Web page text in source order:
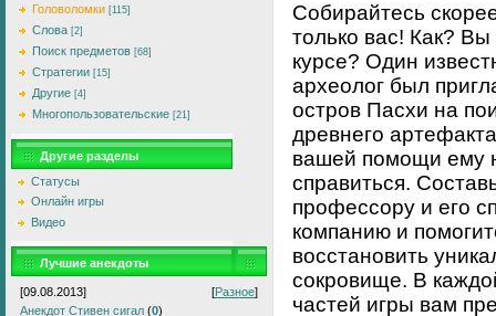
Головоломки [115]
Слова [2]
Поиск предметов [68]
Стратегии [15]
Другие [4]
Многопользовательские [21]
Другие разделы
Статусы
Онлайн игры
Видео
Лучшие анекдоты
[09.08.2013] [Разное]
Анекдот Стивен сигал (0)
Собирайтесь
только вас! Как?
курсе? Один
археолог был
остров Пасхи на
древнего
вашей помощи ему
справиться.
профессору и его
компанию и
восстановить
сокровище. В
частей игры вам